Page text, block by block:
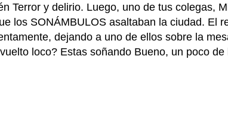
Terror y delirio. Luego, uno de tus colegas,
los SONÁMBULOS asaltaban la ciudad. El
dejando a uno de ellos sobre la
loco? Estas soñando Bueno, un poco